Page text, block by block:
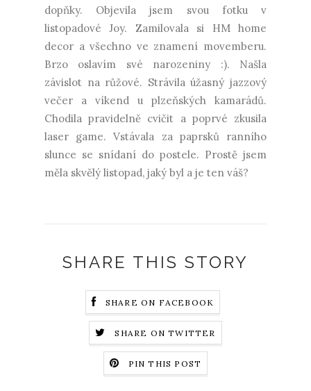
dopňky. Objevila jsem svou fotku v
listopadové Joy. Zamilovala si HM home
decor a všechno ve znamení movemberu.
Brzo oslavím své narozeniny :). Našla
závislot na růžové. Strávila úžasný jazzový
večer a víkend u plzeňských kamarádů.
Chodila pravidelně cvičit a poprvé zkusila
laser game. Vstávala za paprsků ranního
slunce se snídaní do postele. Prostě jsem
měla skvělý listopad, jaký byl a je ten váš?
SHARE THIS STORY
SHARE ON FACEBOOK
SHARE ON TWITTER
PIN THIS POST